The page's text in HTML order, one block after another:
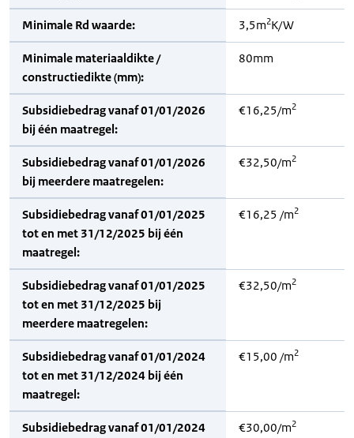
Minimale Rd waarde: 3,5m2K/W
Minimale materiaaldikte /
constructiedikte (mm):
80mm
Subsidiebedrag vanaf 01/01/2026
bij één maatregel:
€16,25/m2
Subsidiebedrag vanaf 01/01/2026
bij meerdere maatregelen:
€32,50/m2
Subsidiebedrag vanaf 01/01/2025
tot en met 31/12/2025 bij één
maatregel:
€16,25 /m2
Subsidiebedrag vanaf 01/01/2025
tot en met 31/12/2025 bij
meerdere maatregelen:
€32,50/m2
Subsidiebedrag vanaf 01/01/2024
tot en met 31/12/2024 bij één
maatregel:
€15,00 /m2
Subsidiebedrag vanaf 01/01/2024
€30,00/m2